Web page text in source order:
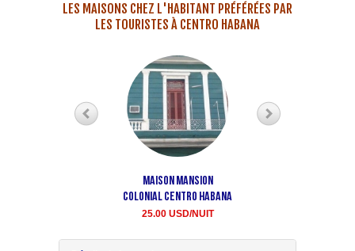
LES MAISONS CHEZ L'HABITANT PRÉFÉRÉES PAR
LES TOURISTES À CENTRO HABANA
Maison Mansion
Colonial Centro Habana
25.00 USD/NUIT